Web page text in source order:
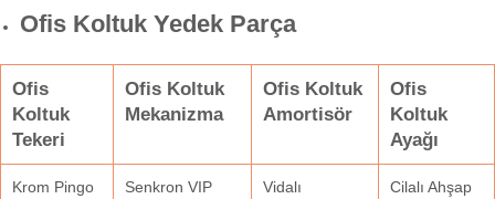
Ofis Koltuk Yedek Parça
Ofis
Koltuk
Tekeri
Ofis Koltuk
Mekanizma
Ofis Koltuk
Amortisör
Ofis
Koltuk
Ayağı
Krom Pingo
Senkron VIP
Vidalı
Cilalı Ahşap